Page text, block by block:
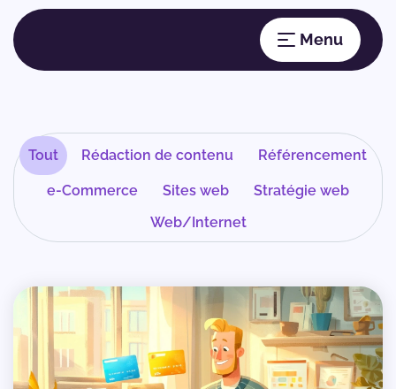
Tout Rédaction de contenu Référencement
e-Commerce Sites web
Stratégie web
Web/Internet